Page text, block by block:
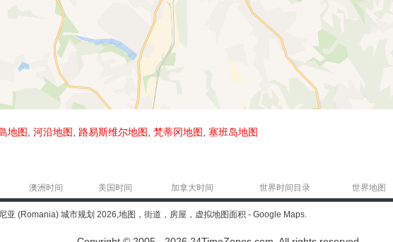
地图 河沿地图 路易斯维尔地图 梵蒂冈地图 塞班岛地图
澳洲时间 美国时间 加拿大时间 世界时间目录 世界地图
亚 (Romania) 城市规划 2026,地图，街道，房屋，虚拟地图面积 - Google Maps.